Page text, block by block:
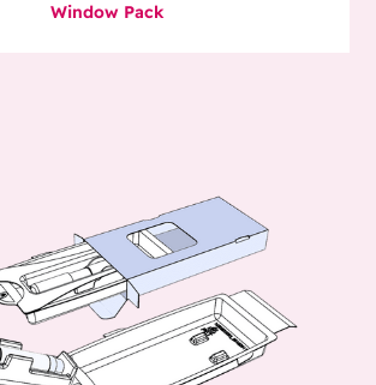
Window Pack